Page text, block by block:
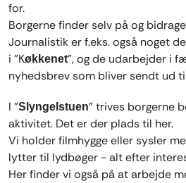
for.
Borgerne finder selv på og
Journalistik er f.eks. også noget
i "Køkkenet", og de udarbejder i
nyhedsbrev som bliver sendt ud
I "Slyngelstuen" trives borgerne
aktivitet. Det er der plads til her.
Vi holder filmhygge eller sysler
lytter til lydbøger - alt efter
Her finder vi også på at arbejde